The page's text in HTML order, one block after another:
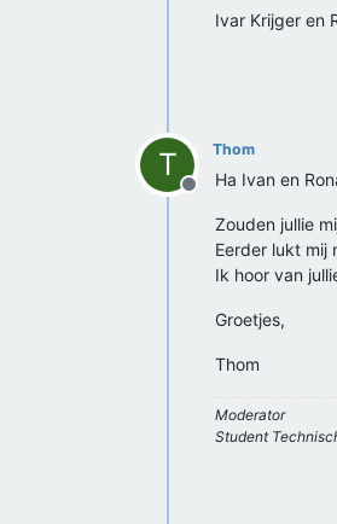
Ivar Krijger en
T
Offline
Thom
Ha Ivan en
Zouden jullie
Eerder lukt mij
Ik hoor van
Groetjes,
Thom
Moderator
Student